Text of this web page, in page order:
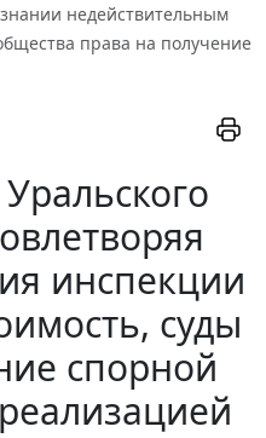
недействительным
права на получение
инспекции
суды
спорной